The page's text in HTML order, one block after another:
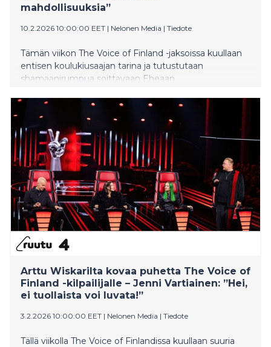
mahdollisuuksia”
10.2.2026 10:00:00 EET | Nelonen Media | Tiedote
Tämän viikon The Voice of Finland -jaksoissa kuullaan
entisen koulukiusaajan tarina ja tutustutaan
shamaanirumpua soittavaan Eheaan.
Arttu Wiskarilta kovaa puhetta The Voice of
Finland -kilpailijalle – Jenni Vartiainen: ”Hei,
ei tuollaista voi luvata!”
3.2.2026 10:00:00 EET | Nelonen Media | Tiedote
Tällä viikolla The Voice of Finlandissa kuullaan suuria